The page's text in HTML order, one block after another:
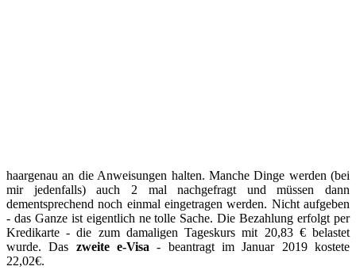
haargenau an die Anweisungen halten. Manche Dinge werden (bei
mir jedenfalls) auch 2 mal nachgefragt und müssen dann
dementsprechend noch einmal eingetragen werden. Nicht aufgeben
- das Ganze ist eigentlich ne tolle Sache. Die Bezahlung erfolgt per
Kredikarte - die zum damaligen Tageskurs mit 20,83 € belastet
wurde. Das zweite e-Visa - beantragt im Januar 2019 kostete
22,02€.